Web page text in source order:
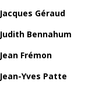
Jacques Géraud
Judith Bennahum
Jean Frémon
Jean-Yves Patte